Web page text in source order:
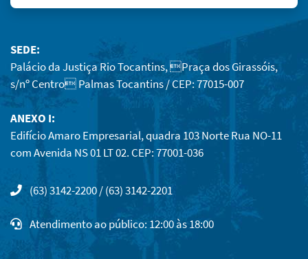
SEDE:
Palácio da Justiça Rio Tocantins, Praça dos Girassóis,
s/nº Centro Palmas Tocantins / CEP: 77015-007
ANEXO I:
Edifício Amaro Empresarial, quadra 103 Norte Rua NO-11
com Avenida NS 01 LT 02. CEP: 77001-036
(63) 3142-2200 / (63) 3142-2201
Atendimento ao público: 12:00 às 18:00